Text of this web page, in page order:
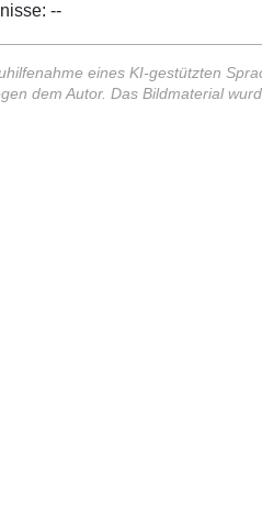
--
eines KI-gestützten
dem Autor. Das Bildmaterial